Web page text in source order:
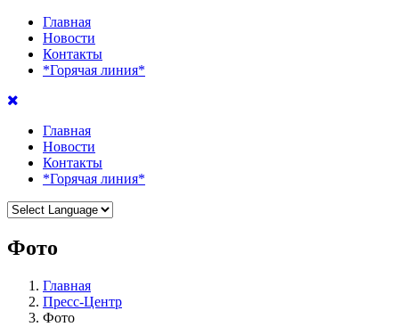
Главная
Новости
Контакты
*Горячая линия*
Главная
Новости
Контакты
*Горячая линия*
Фото
Главная
Пресс-Центр
Фото